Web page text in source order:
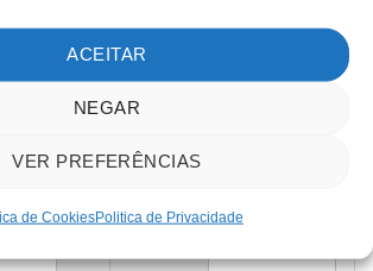
ACEITAR
NEGAR
VER PREFERÊNCIAS
de CookiesPolitica de Privacidade
-
- -